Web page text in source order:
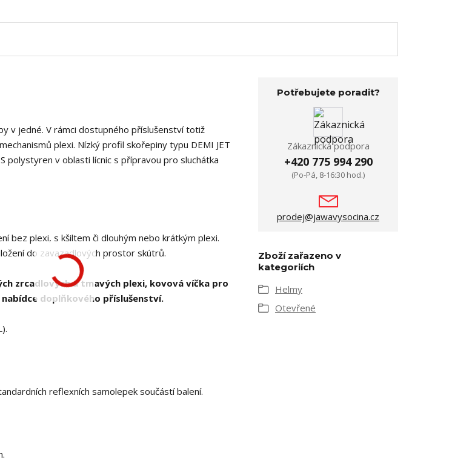
v jedné. V rámci dostupného příslušenství totiž
plexi. Nízký profil skořepiny typu DEMI JET
polystyren v oblasti lícnic s přípravou pro sluchátka
bez plexi, s kšiltem či dlouhým nebo krátkým plexi.
do zavazadlových prostor skútrů.
zrcadlových a tmavých plexi, kovová víčka pro
doplňkového příslušenství.
reflexních samolepek součástí balení.
Potřebujete poradit?
Zákaznická podpora
+420 775 994 290
(Po-Pá, 8-16:30 hod.)
prodej@jawavysocina.cz
Zboží zařazeno v
kategoriích
Helmy
Otevřené